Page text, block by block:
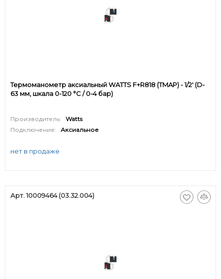
Термоманометр аксиальный WATTS F+R818 (TMAP) - 1/2' (D-
63 мм, шкала 0-120 °C / 0-4 бар)
Производитель:
Watts
Подключение:
Аксиальное
нет в продаже
Арт. 10009464 (03.32.004)